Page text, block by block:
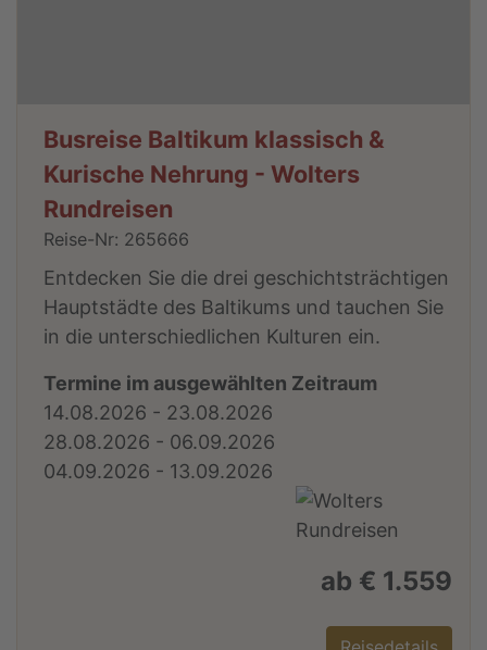
Busreise Baltikum klassisch &
Kurische Nehrung - Wolters
Rundreisen
Reise-Nr: 265666
Entdecken Sie die drei geschichtsträchtigen
Hauptstädte des Baltikums und tauchen Sie
in die unterschiedlichen Kulturen ein.
Termine im ausgewählten Zeitraum
14.08.2026 - 23.08.2026
28.08.2026 - 06.09.2026
04.09.2026 - 13.09.2026
ab € 1.559